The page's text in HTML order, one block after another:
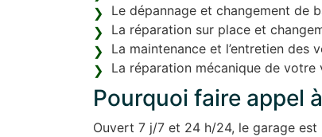
Le dépannage et changement de
La réparation sur place et
La maintenance et l’entretien des
La réparation mécanique de votre
Pourquoi faire appel
Ouvert 7 j/7 et 24 h/24, le garage